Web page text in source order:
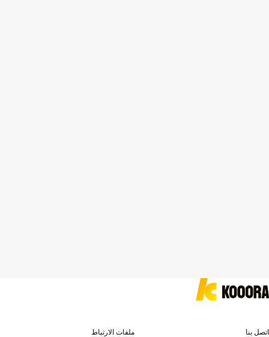
اتصل بنا ملفات الارتباط